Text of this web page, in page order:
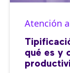
Atención
qué es y